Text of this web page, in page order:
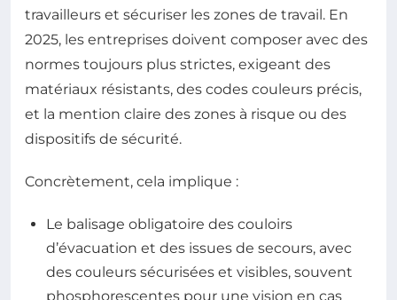
travailleurs et sécuriser les zones de travail. En
2025, les entreprises doivent composer avec des
normes toujours plus strictes, exigeant des
matériaux résistants, des codes couleurs précis,
et la mention claire des zones à risque ou des
dispositifs de sécurité.
Concrètement, cela implique :
Le balisage obligatoire des couloirs
d’évacuation et des issues de secours, avec
des couleurs sécurisées et visibles, souvent
phosphorescentes pour une vision en cas